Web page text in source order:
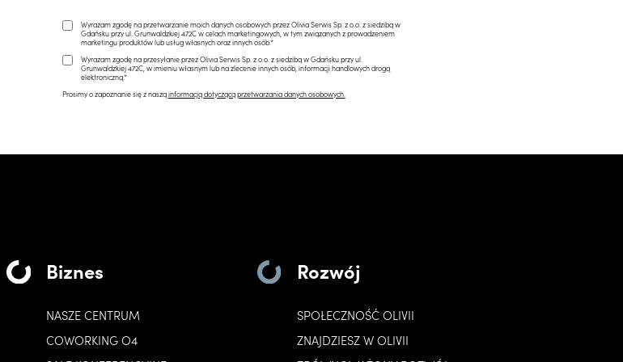
Wyrażam zgodę na przetwarzanie moich danych osobowych przez Olivia Serwis Sp. z o.o. z siedzibą w
Gdańsku przy ul. Grunwaldzkiej 472C w celach marketingowych, w tym związanych z prowadzeniem
marketingu produktów lub usług własnych oraz innych osób.*
Wyrażam zgodę na przesyłanie przez Olivia Serwis Sp. z o.o. z siedzibą w Gdańsku przy ul.
Grunwaldzkiej 472C, w imieniu własnym lub na zlecenie innych osób, informacji handlowych drogą
elektroniczną.*
Prosimy o zapoznanie się z nasząinformacją dotyczącą przetwarzania danych osobowych.
Biznes
NASZE CENTRUM
COWORKING O4
Rozwój
SPOŁECZNOŚĆ OLIVII
ZNAJDZIESZ W OLIVII